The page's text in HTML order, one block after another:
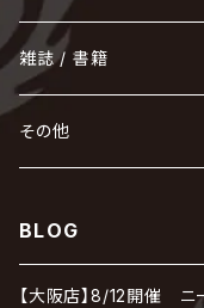
甘い暴力
天照
蛾と蝶
KAMIJO
cali≠gari
河村隆一
己龍
黒夢
ジグソウ
シド
JAKIGAN MEISTER
Chanty
SCAPEGOAT
SPLENDID GOD
SLAPSLY / CHIYU
逹瑯
DAVID / SUI / 縁
DARRELL
D'ESPAIRSRAY
Develop One's Faculties
DEXCORE
Dawnman
DOG inthePWO
NOCTURNAL
HAZUKI / 葉月
花見桜こうき
薔薇の宮殿
BAROQUE
vistlip
ヒッチコック
HIDE-ZOU
FANTASTIC◇CIRCUS
FEST VAINQUEUR
THE BEETHOVEN
POIDOL
HOLLOWGRAM
machine
Magistina Saga
マツタケワークス
mitsu
MIMIZUQ
メトロノーム
MERRY / メリー
も
THE MORTAL
最上川司
ユナイト
Rides In ReVellion
Leetspeak monsters
Ricky
る
Ruiza
LUNA SEA
れ
the Raid.
wyse
我が為
雑誌 / 書籍
hévn
その他
BLOG
【大阪店】8/12開催 ニ